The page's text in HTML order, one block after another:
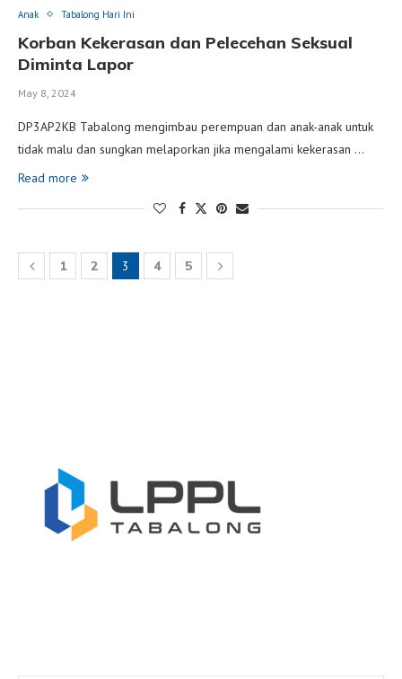
Anak Tabalong Hari Ini
Korban Kekerasan dan Pelecehan Seksual
Diminta Lapor
May 8, 2024
DP3AP2KB Tabalong mengimbau perempuan dan anak-anak untuk
tidak malu dan sungkan melaporkan jika mengalami kekerasan …
Read more
1 2 3 4 5